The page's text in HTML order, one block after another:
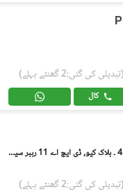
(تبدیلی کی گئی:2 گھنٹے پہلے)
کال
ڈی ایچ اے 11 رہبر سیکٹر 4 ۔ بلاک کیو, ڈی ایچ اے 11 رہبر سیکٹر 4
(تبدیلی کی گئی:2 گھنٹے پہلے)